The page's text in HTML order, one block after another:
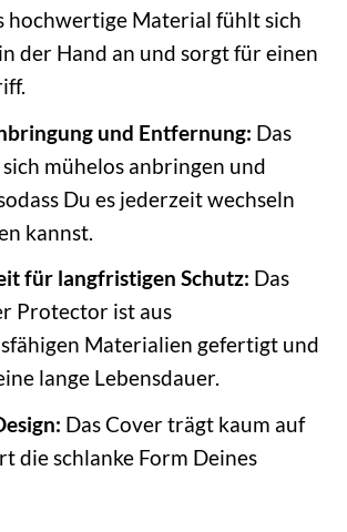
hochwertige Material fühlt sich
der Hand an und sorgt für einen
und Entfernung: Das
mühelos anbringen und
Du es jederzeit wechseln
kannst.
für langfristigen Schutz: Das
Protector ist aus
Materialien gefertigt und
lange Lebensdauer.
Das Cover trägt kaum auf
die schlanke Form Deines